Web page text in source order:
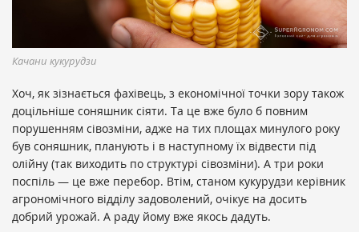
Качани кукурудзи
Хоч, як зізнається фахівець, з економічної точки зору також
доцільніше соняшник сіяти. Та це вже було б повним
порушенням сівозміни, адже на тих площах минулого року
був соняшник, планують і в наступному їх відвести під
олійну (так виходить по структурі сівозміни). А три роки
поспіль — це вже перебор. Втім, станом кукурудзи керівник
агрономічного відділу задоволений, очікує на досить
добрий урожай. А раду йому вже якось дадуть.